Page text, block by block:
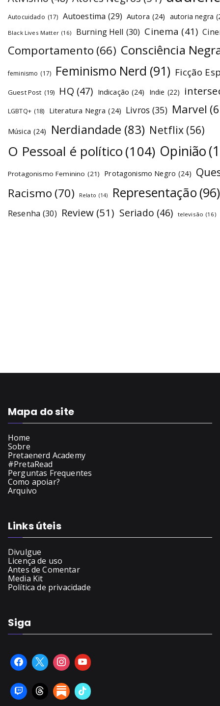
Autocuidado (17) Autoestima (29) Autora (24) autoria negra
Black Lives Matter (16) Burning Hell (30) Cinema (41)
Comportamento (66) Consciência
feminismo (17) Feminismo Nerd (91) Ficção
Guest Post (19) HQ (47) Indicação (24) Indie (22)
LGBTQ+ (18) Literatura Negra (24) Livros (35) Marvel
Música (24) Nerdiandade (83) Netflix (56)
O Pessoal é político(104) Opinião
Protagonismo Feminino (21) Protagonismo Negro (24)
Racismo (70) Relato (14) Representação (96)
Resenha (30) Review (51) Seriado (46) televisão (16)
Mapa do site
Home
Sobre
Pretaenerd Academy
#PretaRead
Perguntas Frequentes
Como apoiar?
Arquivo
Links úteis
Divulgue
Licença de uso
Antes de Comentar
Media Kit
Política de privacidade
Siga